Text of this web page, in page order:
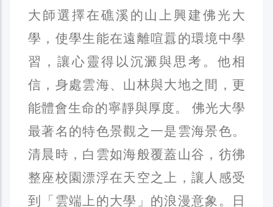
大師選擇在礁溪的山上興建佛光大
學，使學生能在遠離喧囂的環境中學
習，讓心靈得以沉澱與思考。他相
信，身處雲海、山林與大地之間，更
能體會生命的寧靜與厚度。 佛光大學
最著名的特色景觀之一是雲海景色。
清晨時，白雲如海般覆蓋山谷，彷彿
整座校園漂浮在天空之上，讓人感受
到「雲端上的大學」的浪漫意象。日